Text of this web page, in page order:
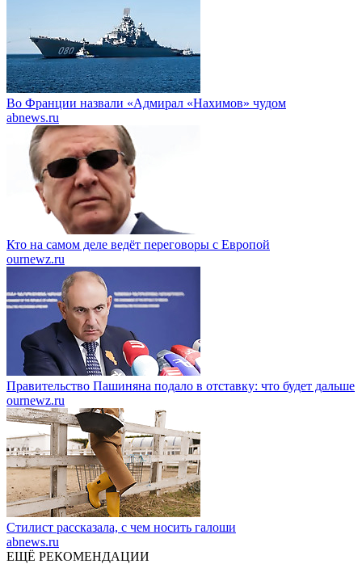
Во Франции назвали «Адмирал «Нахимов» чудом
abnews.ru
Кто на самом деле ведёт переговоры с Европой
ournewz.ru
Правительство Пашиняна подало в отставку: что будет дальше
ournewz.ru
Стилист рассказала, с чем носить галоши
abnews.ru
ЕЩЁ РЕКОМЕНДАЦИИ